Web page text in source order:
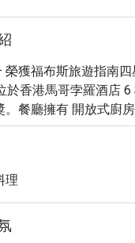
榮獲福布斯旅遊指南
於香港馬哥孛羅酒店
。餐廳擁有 開放式廚
。
奢華海鮮拼盤，包括
漢堡 – 小巧精緻，鵝肝
理